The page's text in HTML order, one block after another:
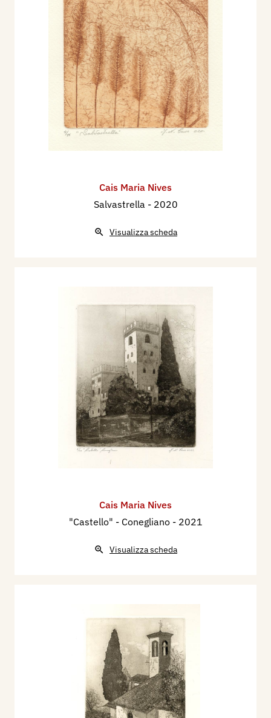
Cais Maria Nives
Salvastrella - 2020
Visualizza scheda
Cais Maria Nives
"Castello" - Conegliano - 2021
Visualizza scheda